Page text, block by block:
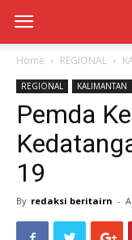
Home REGIONAL
REGIONAL KALIMANTAN
Pemda
19
By redaksi beritairn -